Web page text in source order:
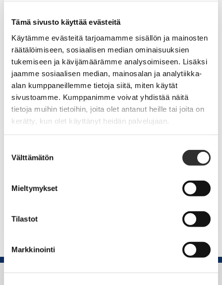
Tämä sivusto käyttää evästeitä
Käytämme evästeitä tarjoamamme sisällön ja mainosten
räätälöimiseen, sosiaalisen median ominaisuuksien
tukemiseen ja kävijämäärämme analysoimiseen. Lisäksi
jaamme sosiaalisen median, mainosalan ja analytiikka-
alan kumppaneillemme tietoja siitä, miten käytät
sivustoamme. Kumppanimme voivat yhdistää näitä
tietoja muihin tietoihin, joita olet antanut heille tai joita on
kerätty, kun olet käyttänyt heidän palvelujaan.
valinta
Välttämätön
Mieltymykset
Tilastot
Markkinointi
09 4270 1501
Tuuli Muraja
ASIANTUNTIJA
YTM, MUM, KIRKKOMUUSIKKO,
TYÖYHTEISÖSOVITTELIJA
ammatilliset asiat sekä opiskelijatyö